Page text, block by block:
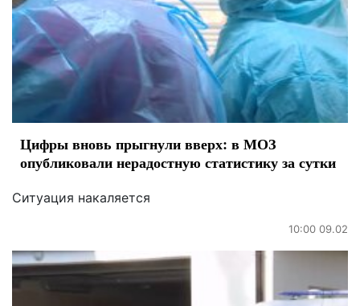
Цифры вновь прыгнули вверх: в МОЗ
опубликовали нерадостную статистику за сутки
Ситуация накаляется
10:00 09.02